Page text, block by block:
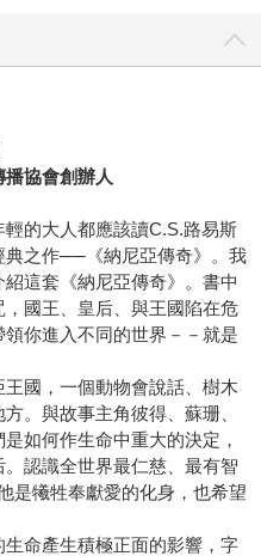
協會創辦人
的大人都應該讀C.S.路易斯
典之作──《納尼亞傳奇》。我
這套《納尼亞傳奇》。書中
國王、皇后、與王國陷在危
你進入不同的世界－－就是
國，一個動物會說話、樹木
。與故事主角彼得、蘇珊、
如何作生命中重大的決定，
認識全世界最仁慈、最有智
是犧牲奉獻愛的化身，也希望
生命產生積極正面的影響，字